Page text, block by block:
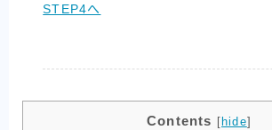
STEP4へ
Contents [ hide]